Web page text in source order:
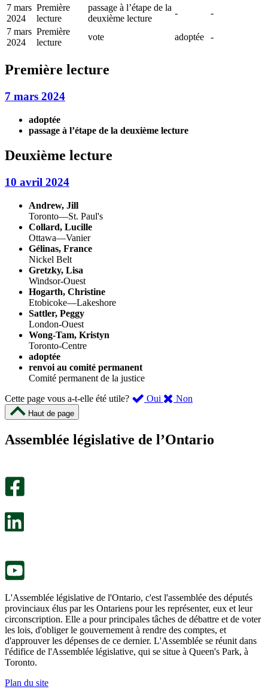
7 mars
2024
Première
lecture
passage à l’étape de la
deuxième lecture
-
-
7 mars
2024
Première
lecture
vote adoptée -
Première lecture
7 mars 2024
adoptée
passage à l’étape de la deuxième lecture
Deuxième lecture
10 avril 2024
Andrew, Jill
Toronto—St. Paul's
Collard, Lucille
Ottawa—Vanier
Gélinas, France
Nickel Belt
Gretzky, Lisa
Windsor-Ouest
Hogarth, Christine
Etobicoke—Lakeshore
Sattler, Peggy
London-Ouest
Wong-Tam, Kristyn
Toronto-Centre
adoptée
renvoi au comité permanent
Comité permanent de la justice
Cette page vous a-t-elle été utile?
Oui ,
été
Non
m’a
Haut de page
Assemblée législative de l’Ontario
L'Assemblée législative de l'Ontario, c'est l'assemblée des députés
provinciaux élus par les Ontariens pour les représenter, eux et leur
circonscription. Elle a pour principales tâches de débattre et de voter
les lois, d'obliger le gouvernement à rendre des comptes, et
d'approuver les dépenses de ce dernier. L'Assemblée se réunit dans
l'édifice de l'Assemblée législative, qui se situe à Queen's Park, à
Toronto.
Plan du site